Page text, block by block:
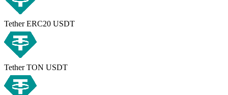
Tether ERC20 USDT
Tether TON USDT